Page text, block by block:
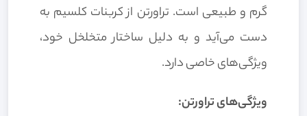
گرم و طبیعی است. تراورتن از کربنات کلسیم به
دست می‌آید و به دلیل ساختار متخلخل خود،
ویژگی‌های خاصی دارد.
ویژگی‌های تراورتن: